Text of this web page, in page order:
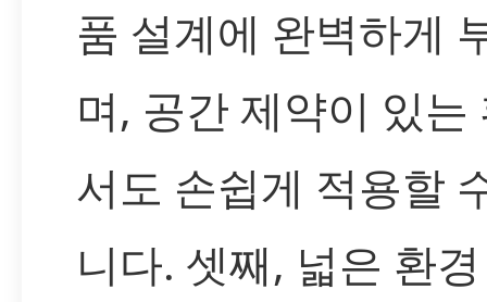
품 설계에 완벽하게
며, 공간 제약이 있는
서도 손쉽게 적용할
니다. 셋째, 넓은 환